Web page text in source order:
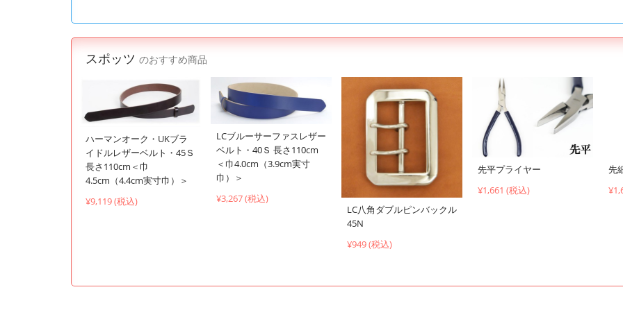
スポッツ のおすすめ商品
ハーマンオーク・UKブラ
イドルレザーベルト・45Ｓ
長さ110cm＜巾
4.5cm（4.4cm実寸巾）＞
¥9,119 (税込)
LCブルーサーファスレザー
ベルト・40Ｓ 長さ110cm
＜巾4.0cm（3.9cm実寸
巾）＞
¥3,267 (税込)
LC八角ダブルピンバックル
45N
¥949 (税込)
先平プライヤー
¥1,661 (税込)
先